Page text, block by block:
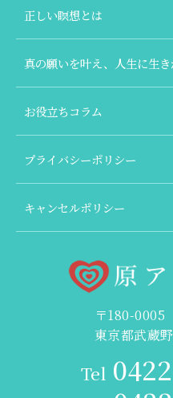
〒180-0005
東京都武蔵
Tel
正しい瞑想とは
真の願いを叶え、人生に生
お役立ちコラム
プライバシーポリシー
キャンセルポリシー